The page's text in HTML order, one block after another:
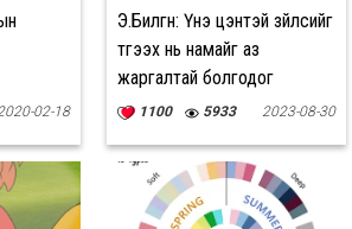
02-18
Э.Билгүүн: Үнэ цэнтэй зүйлсийг
түгээх нь намайг аз
жаргалтай болгодог
1100 5933 2023-08-30